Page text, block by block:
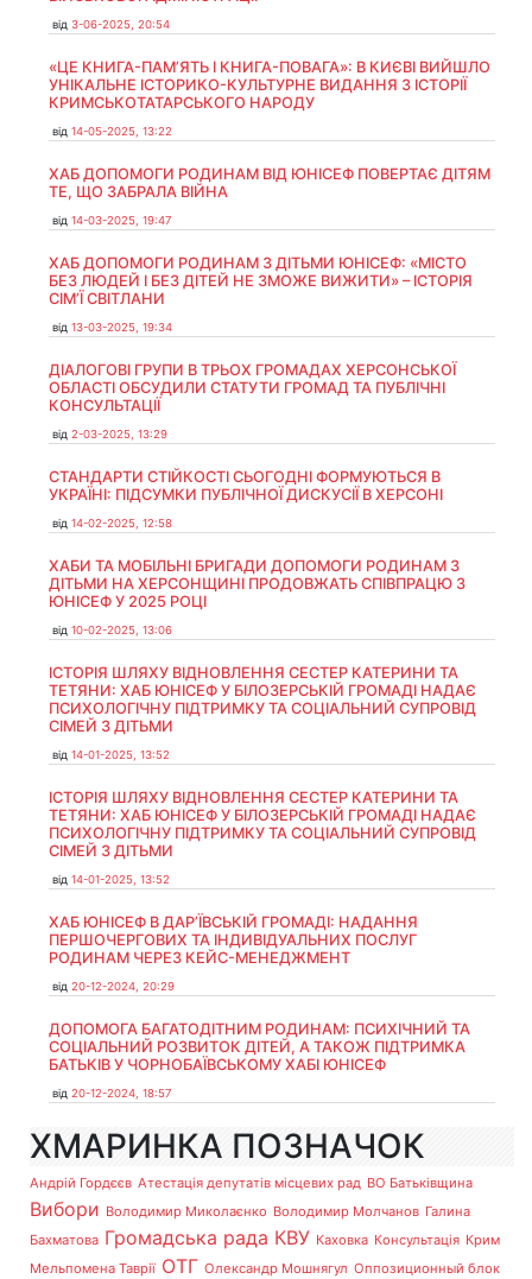
від 3-06-2025, 20:54
«ЦЕ КНИГА-ПАМ’ЯТЬ І КНИГА-ПОВАГА»: В КИЄВІ ВИЙШЛО
УНІКАЛЬНЕ ІСТОРИКО-КУЛЬТУРНЕ ВИДАННЯ З ІСТОРІЇ
КРИМСЬКОТАТАРСЬКОГО НАРОДУ
від 14-05-2025, 13:22
ХАБ ДОПОМОГИ РОДИНАМ ВІД ЮНІСЕФ ПОВЕРТАЄ ДІТЯМ
ТЕ, ЩО ЗАБРАЛА ВІЙНА
від 14-03-2025, 19:47
ХАБ ДОПОМОГИ РОДИНАМ З ДІТЬМИ ЮНІСЕФ: «МІСТО
БЕЗ ЛЮДЕЙ І БЕЗ ДІТЕЙ НЕ ЗМОЖЕ ВИЖИТИ» – ІСТОРІЯ
СІМʼЇ СВІТЛАНИ
від 13-03-2025, 19:34
ДІАЛОГОВІ ГРУПИ В ТРЬОХ ГРОМАДАХ ХЕРСОНСЬКОЇ
ОБЛАСТІ ОБСУДИЛИ СТАТУТИ ГРОМАД ТА ПУБЛІЧНІ
КОНСУЛЬТАЦІЇ
від 2-03-2025, 13:29
СТАНДАРТИ СТІЙКОСТІ СЬОГОДНІ ФОРМУЮТЬСЯ В
УКРАЇНІ: ПІДСУМКИ ПУБЛІЧНОЇ ДИСКУСІЇ В ХЕРСОНІ
від 14-02-2025, 12:58
ХАБИ ТА МОБІЛЬНІ БРИГАДИ ДОПОМОГИ РОДИНАМ З
ДІТЬМИ НА ХЕРСОНЩИНІ ПРОДОВЖАТЬ СПІВПРАЦЮ З
ЮНІСЕФ У 2025 РОЦІ
від 10-02-2025, 13:06
ІСТОРІЯ ШЛЯХУ ВІДНОВЛЕННЯ СЕСТЕР КАТЕРИНИ ТА
ТЕТЯНИ: ХАБ ЮНІСЕФ У БІЛОЗЕРСЬКІЙ ГРОМАДІ НАДАЄ
ПСИХОЛОГІЧНУ ПІДТРИМКУ ТА СОЦІАЛЬНИЙ СУПРОВІД
СІМЕЙ З ДІТЬМИ
від 14-01-2025, 13:52
ІСТОРІЯ ШЛЯХУ ВІДНОВЛЕННЯ СЕСТЕР КАТЕРИНИ ТА
ТЕТЯНИ: ХАБ ЮНІСЕФ У БІЛОЗЕРСЬКІЙ ГРОМАДІ НАДАЄ
ПСИХОЛОГІЧНУ ПІДТРИМКУ ТА СОЦІАЛЬНИЙ СУПРОВІД
СІМЕЙ З ДІТЬМИ
від 14-01-2025, 13:52
ХАБ ЮНІСЕФ В ДАР’ЇВСЬКІЙ ГРОМАДІ: НАДАННЯ
ПЕРШОЧЕРГОВИХ ТА ІНДИВІДУАЛЬНИХ ПОСЛУГ
РОДИНАМ ЧЕРЕЗ КЕЙС-МЕНЕДЖМЕНТ
від 20-12-2024, 20:29
ДОПОМОГА БАГАТОДІТНИМ РОДИНАМ: ПСИХІЧНИЙ ТА
СОЦІАЛЬНИЙ РОЗВИТОК ДІТЕЙ, А ТАКОЖ ПІДТРИМКА
БАТЬКІВ У ЧОРНОБАЇВСЬКОМУ ХАБІ ЮНІСЕФ
від 20-12-2024, 18:57
ХМАРИНКА ПОЗНАЧОК
Андрій Гордєєв Атестація депутатів місцевих рад ВО Батьківщина
Вибори Володимир Миколаєнко Володимир Молчанов Галина
Бахматова Громадська рада КВУ Каховка Консультація Крим
Мельпомена Таврії ОТГ Олександр Мошнягул Оппозиционный блок